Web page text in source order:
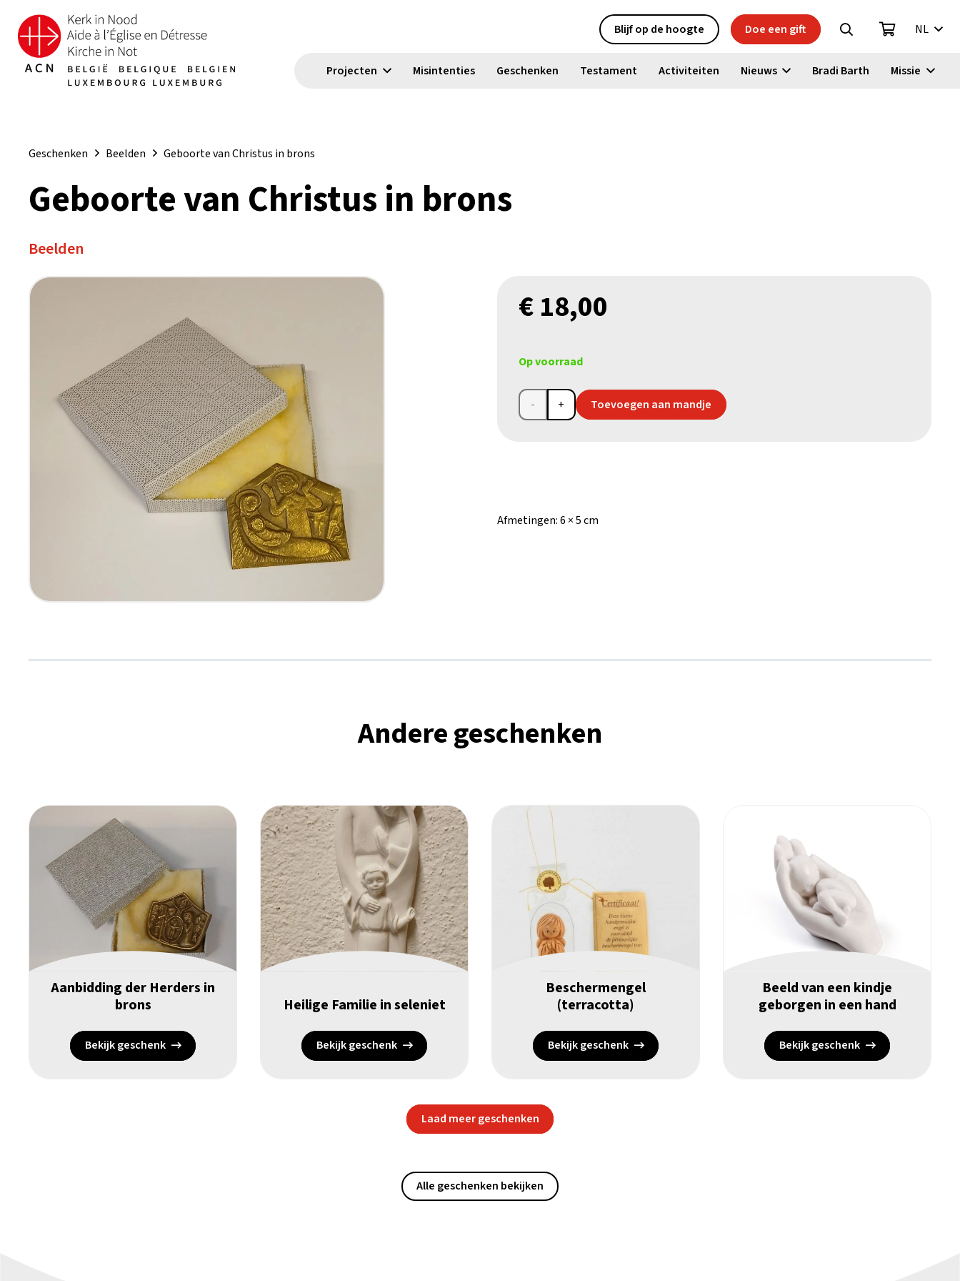
Blijf op de hoogte Doe een gift NL
Projecten Misintenties Geschenken Testament Activiteiten Nieuws Bradi Barth Missie
Geschenken Beelden Geboorte van Christus in brons
Geboorte van Christus in brons
Beelden
€18,00
Op voorraad
Geboorte
brons
Toevoegen aan mandje
Afmetingen:6 × 5 cm
Andere geschenken
Aanbidding der Herders in
brons
Bekijk geschenk
Heilige Familie in seleniet
Bekijk geschenk
Beschermengel
(terracotta)
Bekijk geschenk
Beeld van een kindje
geborgen in een hand
Bekijk geschenk
Laad meer geschenken
Alle geschenken bekijken